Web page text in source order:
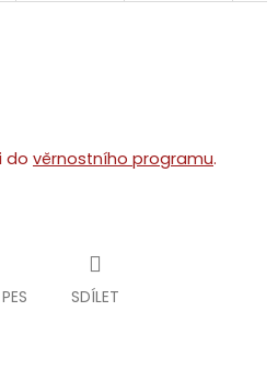
do věrnostního programu.
SDÍLET